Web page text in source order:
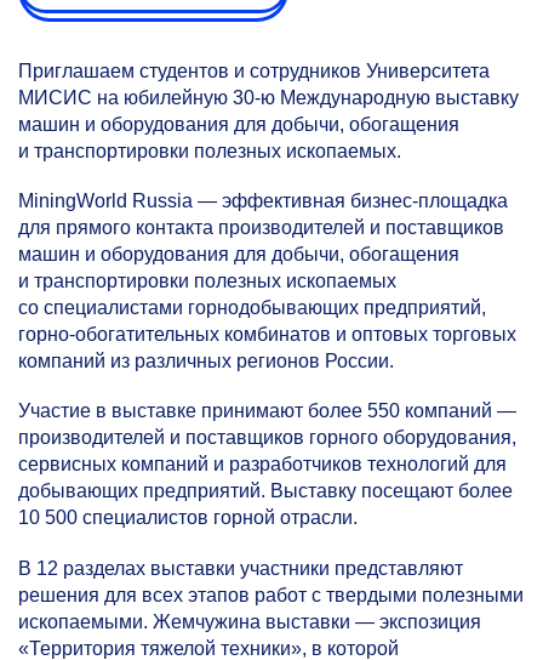
Приглашаем студентов и сотрудников Университета
МИСИС на юбилейную 30-ю Международную выставку
машин и оборудования для добычи, обогащения
и транспортировки полезных ископаемых.
MiningWorld Russia — эффективная бизнес-площадка
для прямого контакта производителей и поставщиков
машин и оборудования для добычи, обогащения
и транспортировки полезных ископаемых
со специалистами горнодобывающих предприятий,
горно-обогатительных комбинатов и оптовых торговых
компаний из различных регионов России.
Участие в выставке принимают более 550 компаний —
производителей и поставщиков горного оборудования,
сервисных компаний и разработчиков технологий для
добывающих предприятий. Выставку посещают более
10 500 специалистов горной отрасли.
В 12 разделах выставки участники представляют
решения для всех этапов работ с твердыми полезными
ископаемыми. Жемчужина выставки — экспозиция
«Территория тяжелой техники», в которой